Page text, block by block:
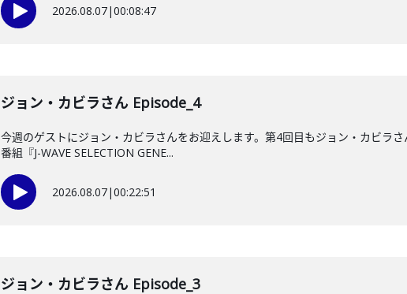
2026.08.07|00:08:47
ジョン・カビラさん Episode_4
今週のゲストにジョン・カビラさんをお迎えします。第4回目もジョン・カビラ
番組『J-WAVE SELECTION GENE...
2026.08.07|00:22:51
ジョン・カビラさん Episode_3